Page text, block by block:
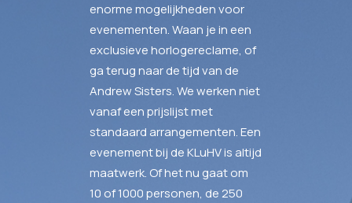
enorme mogelijkheden voor
evenementen. Waan je in een
exclusieve horlogereclame, of
ga terug naar de tijd van de
Andrew Sisters. We werken niet
vanaf een prijslijst met
standaard arrangementen. Een
evenement bij de KLuHV is altijd
maatwerk. Of het nu gaat om
10 of 1000 personen, de 250